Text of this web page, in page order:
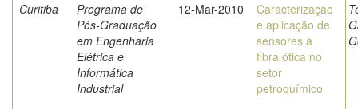
Curitiba
Programa de
Pós-Graduação
em Engenharia
Elétrica e
Informática
Industrial
12-Mar-2010
Caracterização
e aplicação de
sensores à
fibra ótica no
setor
petroquímico